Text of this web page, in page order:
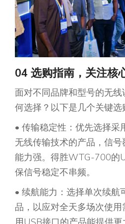
04 选购指南，关注核
面对不同品牌和型号的无
何选择？以下是几个关键选
• 传输稳定性：优先选择采
无线传输技术的产品，信
能力强。得胜WTG-700的
保信号稳定不串频。
• 续航能力：选择单次续航
品，以应对全天多场次使